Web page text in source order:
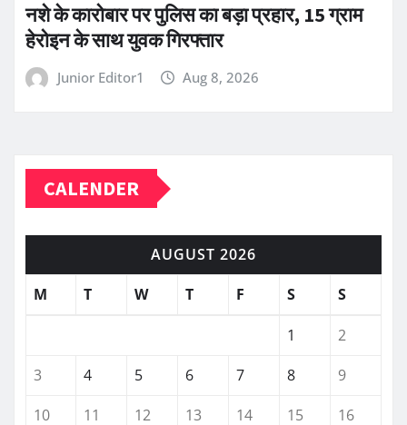
नशे के कारोबार पर पुलिस का बड़ा प्रहार, 15 ग्राम
हेरोइन के साथ युवक गिरफ्तार
Junior Editor1 Aug 8, 2026
CALENDER
AUGUST 2026
M
T W T F S S
1
2
3
4 5 6 7 8
9
10
11 12 13 14 15 16